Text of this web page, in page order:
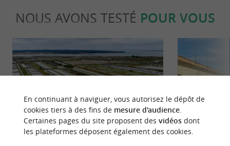
NOUS AVONS TESTÉ POUR VOUS
Gourmande
En continuant à naviguer, vous autorisez le dépôt de
cookies tiers à des fins de mesure d'audience.
Certaines pages du site proposent des vidéosdont
les plateformes déposent également des cookies.